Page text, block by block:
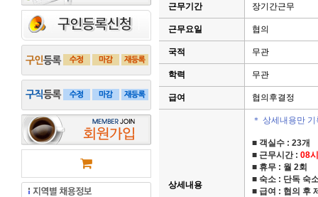
근무기간 장기간근무
근무요일 협의
국적 무관
학력 무관
급여 협의후결정
상세내용
＊ 상세내용만
■ 객실수 : 23개
■ 근무시간: 08
■ 휴무 : 월 2회
■ 숙소 : 단독 숙
■ 급여 : 협의 후